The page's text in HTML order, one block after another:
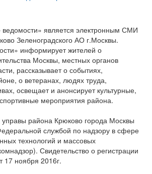
ведомости» является электронным СМИ
Зеленоградского АО г.Москвы.
информирует жителей о
Москвы, местных органов
рассказывает о событиях,
о ветеранах, людях труда,
освещает и анонсирует культурные,
мероприятия района.
управы района Крюково города Москвы
службой по надзору в сфере
технологий и массовых
Свидетельство о регистрации
ноября 2016г.